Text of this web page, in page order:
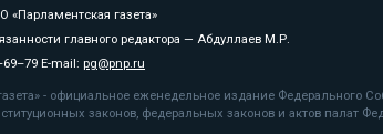
«Парламентская газета»
главного редактора — Абдуллаев М.Р.
E-mail: pg@pnp.ru
- официальное еженедельное издание Федерального
законов, федеральных законов и актов палат